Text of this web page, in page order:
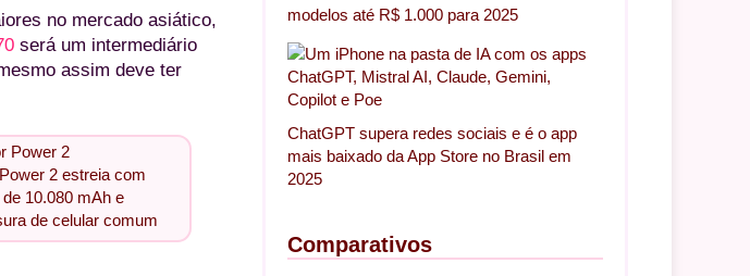
no mercado asiático,
será um intermediário
assim deve ter
2 estreia com
de 10.080 mAh e
de celular comum
modelos até R$ 1.000 para 2025
ChatGPT supera redes sociais e é o app
mais baixado da App Store no Brasil em
2025
Comparativos